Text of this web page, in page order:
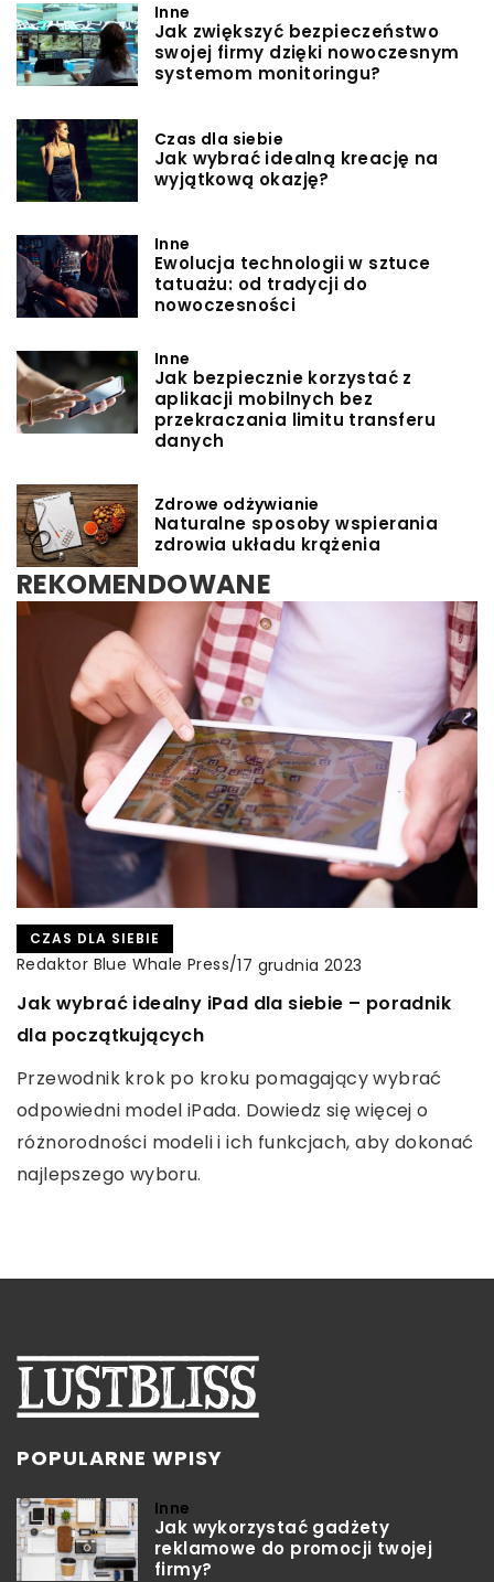
Inne
Jak zwiększyć bezpieczeństwo
swojej firmy dzięki nowoczesnym
systemom monitoringu?
Czas dla siebie
Jak wybrać idealną kreację na
wyjątkową okazję?
Inne
Ewolucja technologii w sztuce
tatuażu: od tradycji do
nowoczesności
Inne
Jak bezpiecznie korzystać z
aplikacji mobilnych bez
przekraczania limitu transferu
danych
Zdrowe odżywianie
Naturalne sposoby wspierania
zdrowia układu krążenia
REKOMENDOWANE
RUCH
Redaktor Blue Whale Press/14 lutego 2026
Jak wybrać idealne obuwie na trening biegowy
dla kobiet?
Dowiedz się, jak dobrać odpowiednie obuwie do
biegania, które zapewni komfort, wsparcie i
ochronę podczas treningów biegowych.
Przewodnik dla aktywnych kobiet szukających
CZAS DLA SIEBIE
Redaktor Blue Whale Press/17 grudnia 2023
Jak wybrać idealny iPad dla siebie – poradnik
dla początkujących
Przewodnik krok po kroku pomagający wybrać
odpowiedni model iPada. Dowiedz się więcej o
różnorodności modeli i ich funkcjach, aby dokonać
najlepszego wyboru.
CZAS DLA SIEBIE
Redaktor Blue Whale Press/15 stycznia 2026
Jak warsztaty fotograficzne mogą rozwijać
kreatywność uczniów
Warsztaty fotograficzne to doskonała okazja do
rozwijania umiejętności kreatywnych. Odkryj, jak
wpływają na wyobraźnię uczniów, wspierają ich
rozwój osobisty i otwierają drzwi do nowych
POPULARNE WPISY
Inne
Jak wykorzystać gadżety
reklamowe do promocji twojej
firmy?